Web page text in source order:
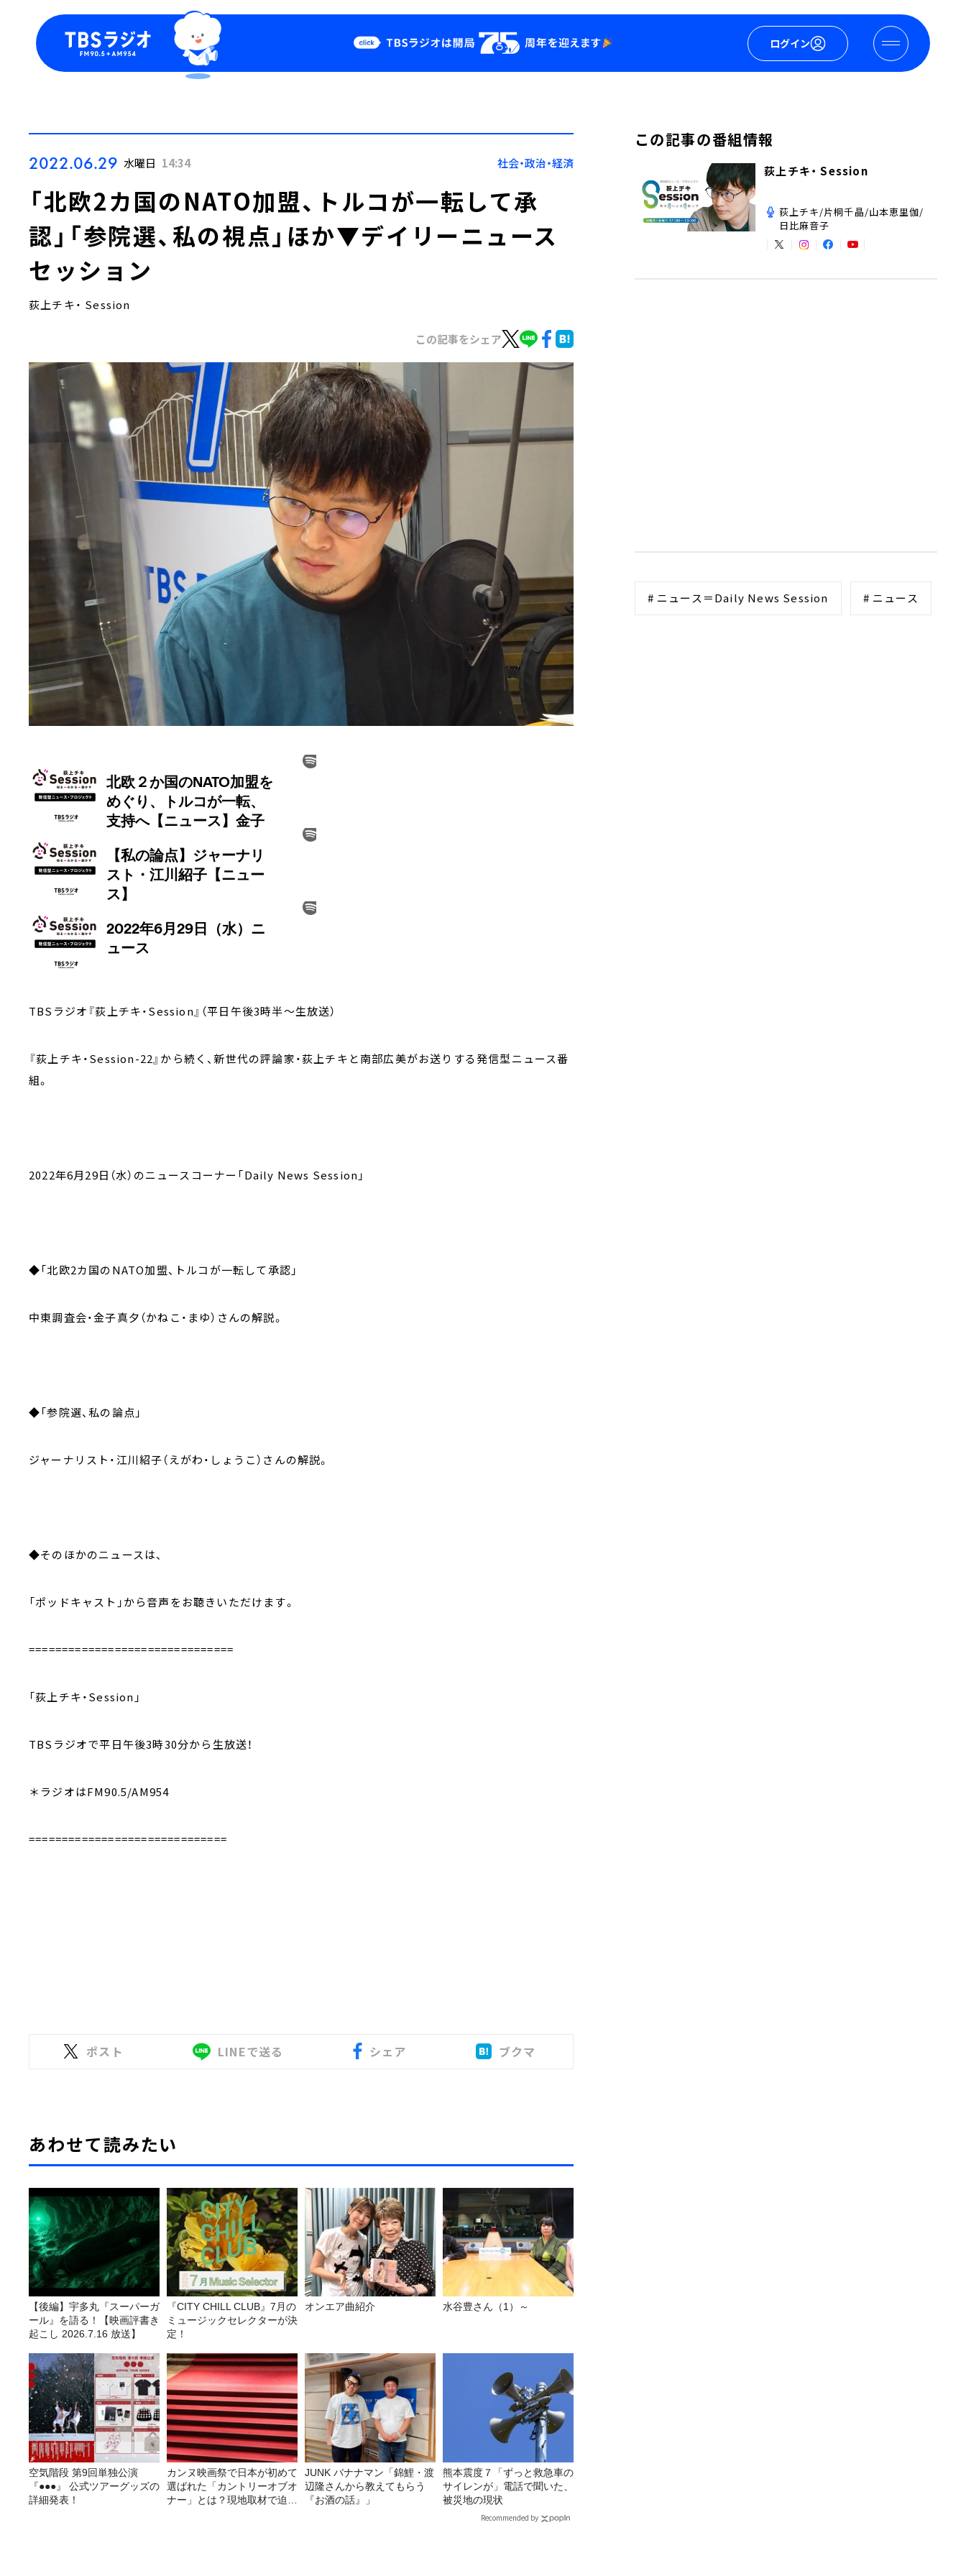
ログイン
Podcast
YouTube
会社情報
2022.06.29 水曜日 14:34 社会・政治・経済
「北欧2カ国のNATO加盟、トルコが一転して承
認」「参院選、私の視点」ほか▼デイリーニュース
セッション
荻上チキ・ Session
この記事をシェア
TBSラジオ『荻上チキ・Session』（平日午後3時半～生放送）
『荻上チキ・Session-22』から続く、新世代の評論家・荻上チキと南部広美がお送りする発信型ニュース番
組。
2022年6月29日（水）のニュースコーナー「Daily News Session」
◆「北欧2カ国のNATO加盟、トルコが一転して承認」
中東調査会・金子真夕（かねこ・まゆ）さんの解説。
◆「参院選、私の論点」
ジャーナリスト・江川紹子（えがわ・しょうこ）さんの解説。
◆そのほかのニュースは、
「ポッドキャスト」から音声をお聴きいただけます。
===============================
「荻上チキ・Session」
TBSラジオで平日午後3時30分から生放送！
＊ラジオはFM90.5/AM954
==============================
ポスト LINEで送る シェア ブクマ
あわせて読みたい
【後編】宇多丸『スーパーガ
ール』を語る！【映画評書き
起こし 2026.7.16 放送】
『CITY CHILL CLUB』7月の
ミュージックセレクターが決
定！
オンエア曲紹介 水谷豊さん（1）～
空気階段 第9回単独公演
『●●●』 公式ツアーグッズの
詳細発表！
カンヌ映画祭で日本が初めて
選ばれた「カントリーオブオ
ナー」とは？現地取材で迫る
JUNK バナナマン「錦鯉・渡
辺隆さんから教えてもらう
『お酒の話』」
熊本震度７「ずっと救急車の
サイレンが」電話で聞いた、
被災地の現状
Recommended by
この記事の番組情報
荻上チキ・ Session
荻上チキ/片桐千晶/山本恵里伽/
日比麻音子
# ニュース＝Daily News Session # ニュース